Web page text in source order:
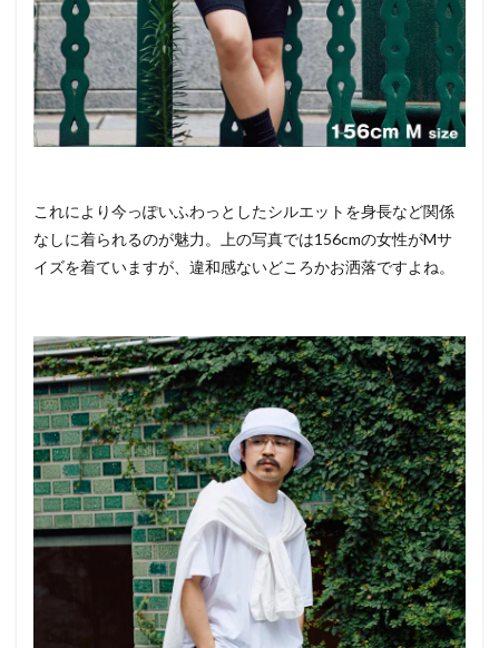
これにより今っぽいふわっとしたシルエットを身長など関係
なしに着られるのが魅力。上の写真では156cmの女性がMサ
イズを着ていますが、違和感ないどころかお洒落ですよね。